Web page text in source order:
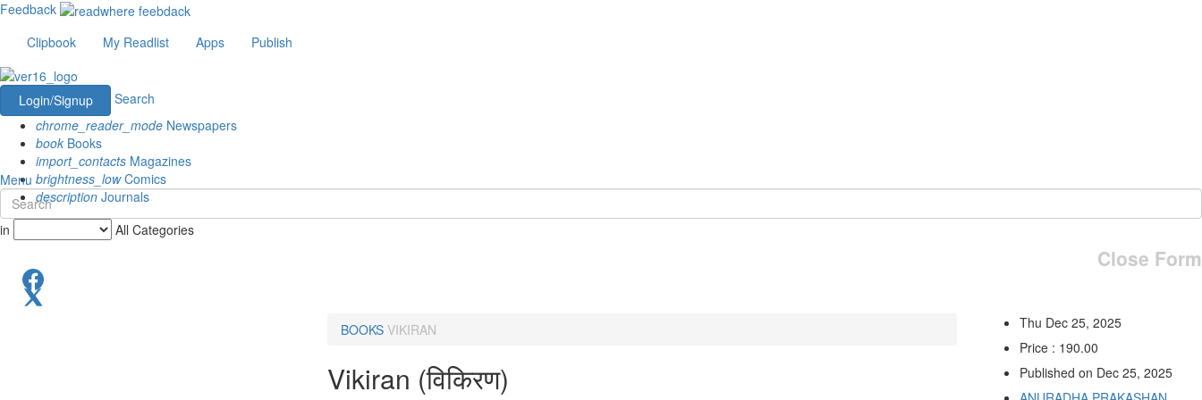
Feedback
Clipbook
My Readlist Apps Publish
Login/Signup
Search
chrome_reader_mode Newspapers
book Books
import_contacts Magazines
brightness_lowComics
description Journals
Menu
in All Categories
Close Form
BOOKS VIKIRAN
Vikiran (विकिरण)
Thu Dec 25, 2025
Price : 190.00
Published on Dec 25, 2025